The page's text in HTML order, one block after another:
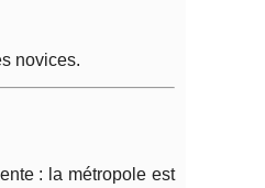
novices.
: la métropole est